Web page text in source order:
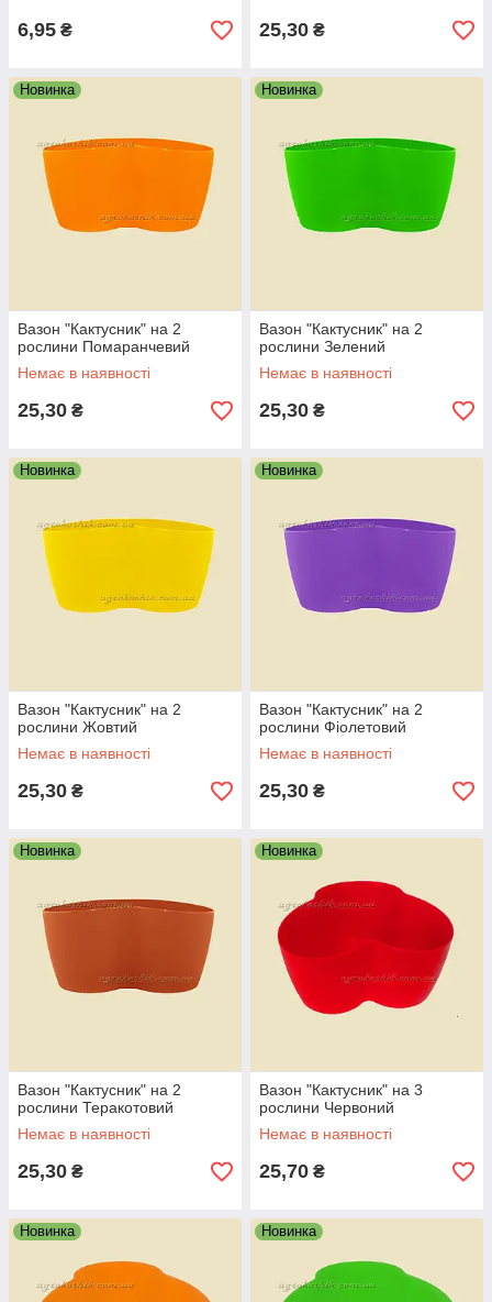
6,95 ₴ 25,30 ₴
Новинка
Вазон "Кактусник" на 2
рослини Помаранчевий
Немає в наявності
25,30 ₴
Новинка
Вазон "Кактусник" на 2
рослини Зелений
Немає в наявності
25,30 ₴
Новинка
Вазон "Кактусник" на 2
рослини Жовтий
Немає в наявності
25,30 ₴
Новинка
Вазон "Кактусник" на 2
рослини Фіолетовий
Немає в наявності
25,30 ₴
Новинка
Вазон "Кактусник" на 2
рослини Теракотовий
Немає в наявності
25,30 ₴
Новинка
Вазон "Кактусник" на 3
рослини Червоний
Немає в наявності
25,70 ₴
Новинка Новинка